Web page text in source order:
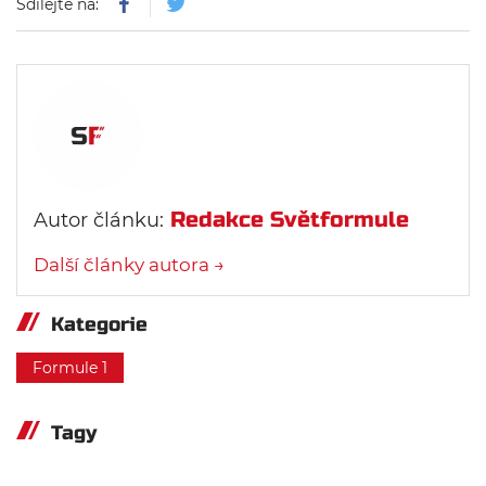
Sdílejte na:
Autor článku: Redakce Světformule
Další články autora →
Kategorie
Formule 1
Tagy